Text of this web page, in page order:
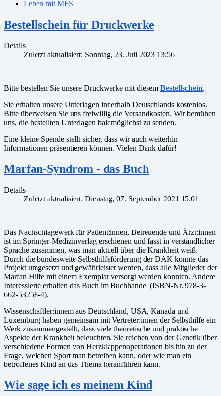
Leben mit MFS
Bestellschein für Druckwerke
Details
Zuletzt aktualisiert: Sonntag, 23. Juli 2023 13:56
Bitte bestellen Sie unsere Druckwerke mit diesem Bestellschein.
Sie erhalten unsere Unterlagen innerhalb Deutschlands kostenlos.
Bitte überweisen Sie uns freiwillig die Versandkosten. Wir bemühen
uns, die bestellten Unterlagen baldmöglichst zu senden.
Eine kleine Spende stellt sicher, dass wir auch weiterhin
Informationen präsentieren können. Vielen Dank dafür!
Marfan-Syndrom - das Buch
Details
Zuletzt aktualisiert: Dienstag, 07. September 2021 15:01
Das Nachschlagewerk für Patient:innen, Betreuende und Ärzt:innen
ist im Springer-Medizinverlag erschienen und fasst in verständlicher
Sprache zusammen, was man aktuell über die Krankheit weiß.
Durch die bundesweite Selbsthilfeförderung der DAK konnte das
Projekt umgesetzt und gewährleistet werden, dass alle Mitglieder der
Marfan Hilfe mit einem Exemplar versorgt werden konnten. Andere
Interessierte erhalten das Buch im Buchhandel (ISBN-Nr. 978-3-
662-53258-4).
Wissenschaftler:innem aus Deutschland, USA, Kanada und
Luxemburg haben gemeinsam mit Vertreter:innen der Selbsthilfe ein
Werk zusammengestellt, dass viele theoretische und praktische
Aspekte der Krankheit beleuchten. Sie reichen von der Genetik über
verschiedene Formen von Herzklappenoperationen bis hin zu der
Frage, welchen Sport man betreiben kann, oder wie man ein
betroffenes Kind an das Thema heranführen kann.
Wie sage ich es meinem Kind